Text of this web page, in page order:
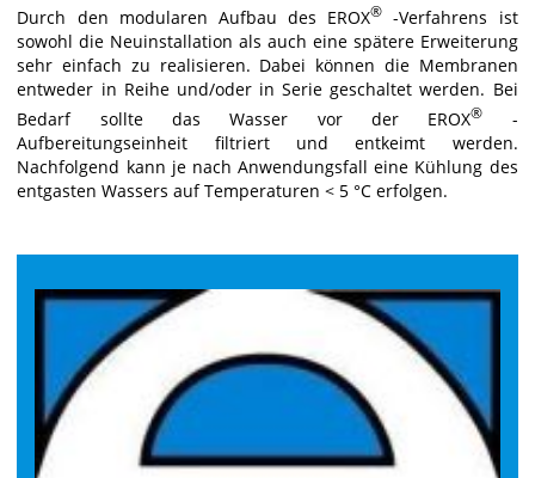
Durch den modularen Aufbau des EROX® -Verfahrens ist
sowohl die Neuinstallation als auch eine spätere Erweiterung
sehr einfach zu realisieren. Dabei können die Membranen
entweder in Reihe und/oder in Serie geschaltet werden. Bei
Bedarf sollte das Wasser vor der EROX® -
Aufbereitungseinheit filtriert und entkeimt werden.
Nachfolgend kann je nach Anwendungsfall eine Kühlung des
entgasten Wassers auf Temperaturen < 5 °C erfolgen.